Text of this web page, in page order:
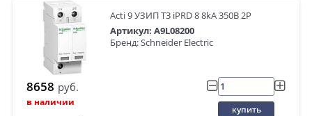
Acti 9 УЗИП Т3 iPRD 8 8kA 350В 2P
Артикул: A9L08200
Бренд: Schneider Electric
8658 руб.
в наличии
купить